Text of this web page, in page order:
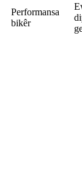
Performansa
bikêr